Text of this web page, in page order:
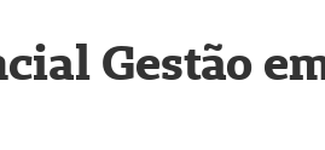
Gestão